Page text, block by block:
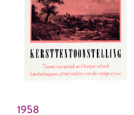
1958